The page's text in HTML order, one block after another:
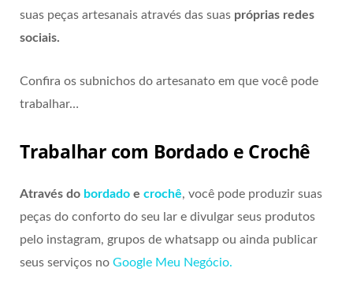
suas peças artesanais através das suas próprias redes
sociais.
Confira os subnichos do artesanato em que você pode
trabalhar…
Trabalhar com Bordado e Crochê
Através do bordado e crochê, você pode produzir suas
peças do conforto do seu lar e divulgar seus produtos
pelo instagram, grupos de whatsapp ou ainda publicar
seus serviços no Google Meu Negócio.